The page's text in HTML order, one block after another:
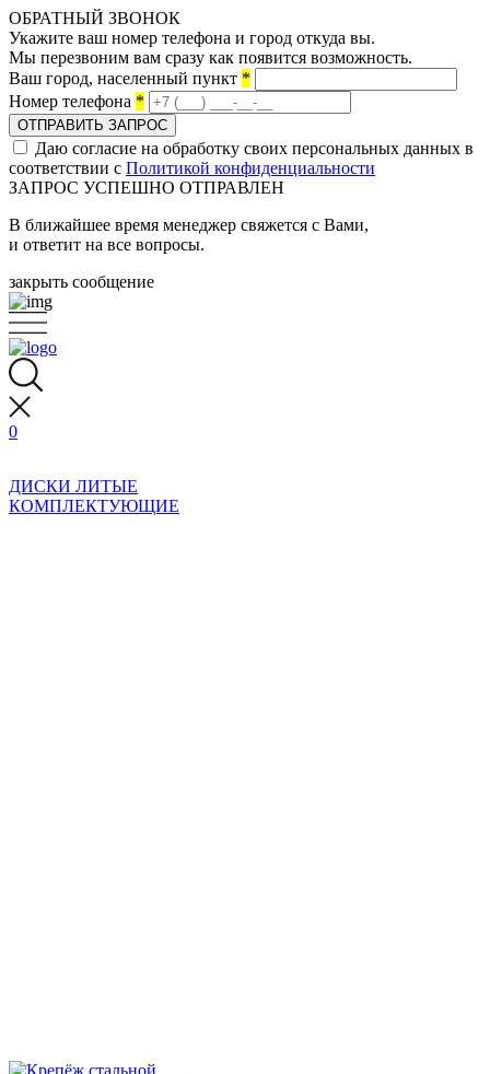
ОБРАТНЫЙ ЗВОНОК
Укажите ваш номер телефона и город откуда вы.
Мы перезвоним вам сразу как появится возможность.
Ваш город, населенный пункт *
Номер телефона *
ОТПРАВИТЬ ЗАПРОС
Даю согласие на обработку своих персональных данных в
соответствии с Политикой конфиденциальности
ЗАПРОС УСПЕШНО ОТПРАВЛЕН
В ближайшее время менеджер свяжется с Вами,
и ответит на все вопросы.
закрыть сообщение
0
ДИСКИ ЛИТЫЕ
КОМПЛЕКТУЮЩИЕ